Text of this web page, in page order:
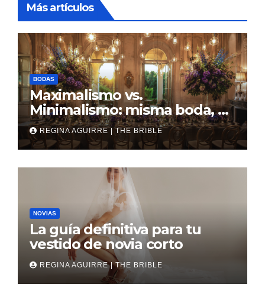
Más artículos
BODAS
Maximalismo vs.
Minimalismo: misma boda, al
revés
REGINA AGUIRRE | THE BRIBLE
NOVIAS
La guía definitiva para tu
vestido de novia corto
REGINA AGUIRRE | THE BRIBLE